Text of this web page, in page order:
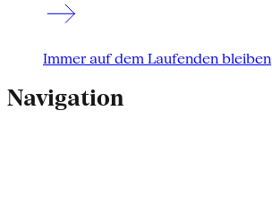
Immer auf dem Laufenden bleiben
Navigation